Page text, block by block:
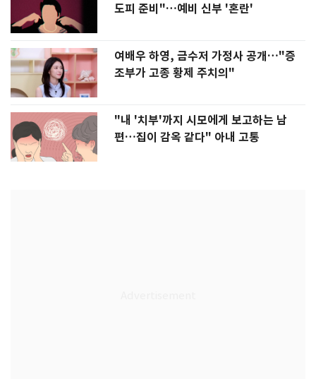
도피 준비"…예비 신부 '혼란'
여배우 하영, 금수저 가정사 공개…"증
조부가 고종 황제 주치의"
"내 '치부'까지 시모에게 보고하는 남
편…집이 감옥 같다" 아내 고통